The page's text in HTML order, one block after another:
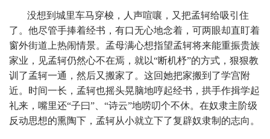
没想到城里车马穿梭，人声喧嚷，又把孟轲给吸引住
了。他尽管手捧着经书，有口无心地念着，可两眼却直盯着
窗外街道上热闹情景。孟母满心想指望孟轲将来能重振贵族
家业，见孟轲仍然心不在焉，就以“断机杼”的方式，狠狠教
训了孟轲一通，然后又搬家了。这回她把家搬到了学宫附
近。时间一长，孟轲也摇头晃脑地哼起经书，拱手作揖学起
礼来，嘴里还“子曰”、“诗云”地唠叨个不休。在奴隶主阶级
反动思想的熏陶下，孟轲从小就立下了复辟奴隶制的志向。